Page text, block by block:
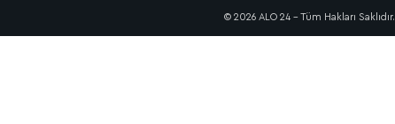
© 2026 ALO 24 - Tüm Hakları Saklıdır.